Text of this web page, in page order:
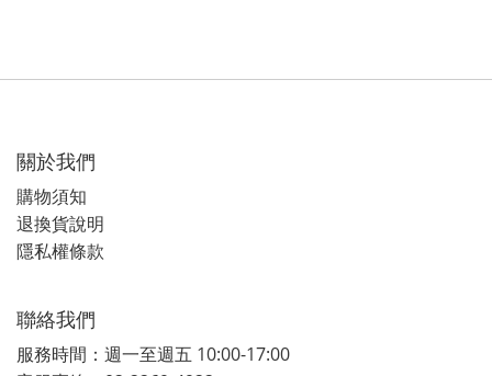
關於我們
購物須知
退換貨說明
隱私權條款
聯絡我們
服務時間：週一至週五 10:00-17:00